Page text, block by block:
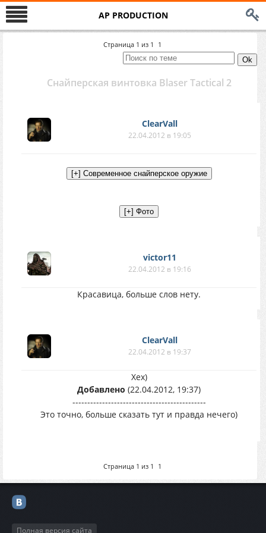
AP PRODUCTION
Страница 1 из 1 1
Снайперская винтовка Blaser Tactical 2
ClearVall
22.04.2012 в 19:05
victor11
22.04.2012 в 19:16
Красавица, больше слов нету.
ClearVall
22.04.2012 в 19:37
Хех)
Добавлено (22.04.2012, 19:37)
---------------------------------------------
Это точно, больше сказать тут и правда нечего)
Страница 1 из 1 1
Полная версия сайта